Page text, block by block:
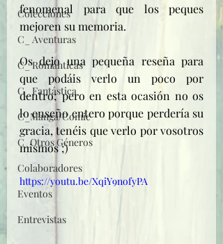
Colecciones
C_ Aventuras
C_ Románticas
C_ Fantástica
C_Manga/Comic
C_Otros Géneros
Colaboradores
Eventos
Entrevistas
fenomenal para que los peques
mejoren su memoria.
Os dejo una pequeña reseña para
que podáis verlo un poco por
dentro; pero en esta ocasión no os
lo enseño entero porque perdería su
gracia, tenéis que verlo por vosotros
mismos ;)
https://youtu.be/XqiY9nofyPA